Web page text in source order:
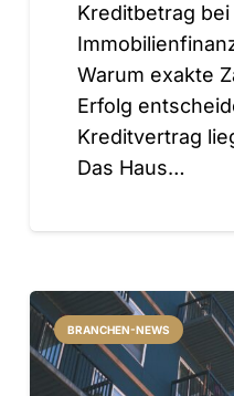
Kreditbetrag
Warum exakte
Erfolg
Kreditvertrag
Das Haus…
BRANCHEN-NEWS